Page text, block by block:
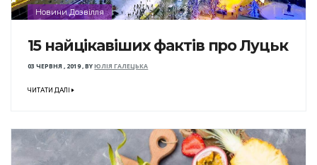
Новини Дозвілля
15 найцікавіших фактів про Луцьк
03 ЧЕРВНЯ , 2019,BYЮЛІЯ ГАЛЕЦЬКА
ЧИТАТИ ДАЛІ